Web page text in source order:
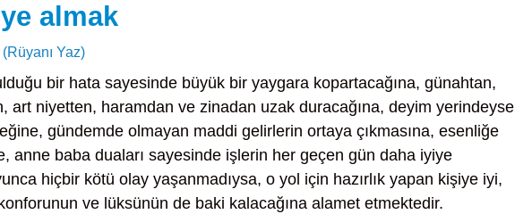
almak
Yaz)
bir hata sayesinde büyük bir yaygara kopartacağına, günahtan,
art niyetten, haramdan ve zinadan uzak duracağına, deyim yerindeyse
gündemde olmayan maddi gelirlerin ortaya çıkmasına, esenliğe
anne baba duaları sayesinde işlerin her geçen gün daha iyiye
hiçbir kötü olay yaşanmadıysa, o yol için hazırlık yapan kişiye iyi,
ve lüksünün de baki kalacağına alamet etmektedir.